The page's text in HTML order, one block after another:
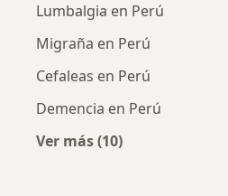
Lumbalgia en Perú
Migraña en Perú
Cefaleas en Perú
Demencia en Perú
Ver más (10)